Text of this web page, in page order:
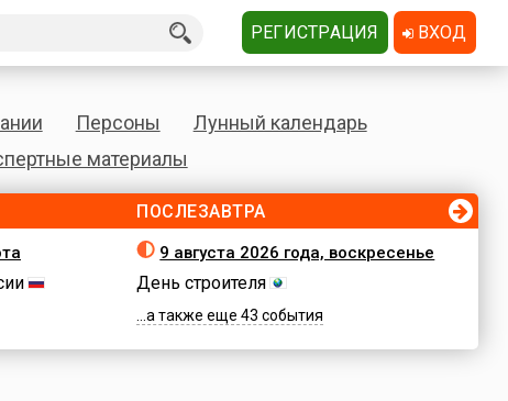
Персоны
Лунный календарь
материалы
ПОСЛЕЗАВТРА
9 августа 2026 года, воскресенье
День строителя
...а также еще 43 события
РЕГИСТРАЦИЯ ВХОД